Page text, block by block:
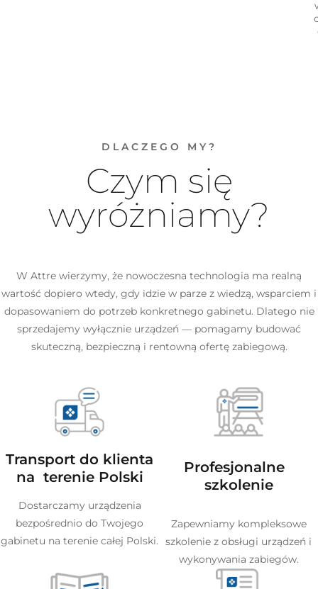
DLACZEGO MY?
Czym się
wyróżniamy?
W Attre wierzymy, że nowoczesna technologia ma realną
wartość dopiero wtedy, gdy idzie w parze z wiedzą, wsparciem i
dopasowaniem do potrzeb konkretnego gabinetu. Dlatego nie
sprzedajemy wyłącznie urządzeń — pomagamy budować
skuteczną, bezpieczną i rentowną ofertę zabiegową.
Transport do klienta
na terenie Polski
Dostarczamy urządzenia
bezpośrednio do Twojego
gabinetu na terenie całej Polski.
Profesjonalne
szkolenie
Zapewniamy kompleksowe
szkolenie z obsługi urządzeń i
wykonywania zabiegów.